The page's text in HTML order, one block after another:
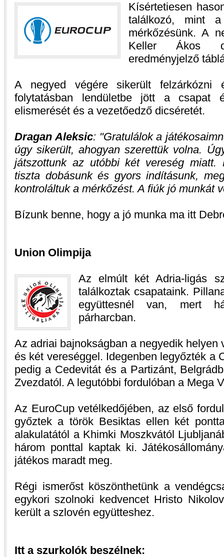
Kísértetiesen
találkozó, mint
mérkőzésünk. A
Keller Ákos
eredményjelző
A negyed végére sikerült
folytatásban lendületbe jött a csapat
elismerését és a vezetőedző dicséretét.
Dragan Aleksic: Gratulálok a
úgy sikerült, ahogyan szerettük volna.
játszottunk az utóbbi két vereség miatt.
tiszta dobásunk és gyors indításunk,
kontroláltuk a mérkőzést. A fiúk jó munkát
Bízunk benne, hogy a jó munka ma itt
Union Olimpija
Az elmúlt két Adria-ligás
találkoztak csapataink.
együttesnél van, mert
párharcban.
Az adriai bajnokságban a negyedik helyen
és két vereséggel. Idegenben legyőzték a
pedig a Cedevitát és a Partizánt,
Zvezdatól. A legutóbbi fordulóban a Mega
Az EuroCup vetélkedőjében, az első
győztek a török Besiktas ellen két
alakulatától a Khimki Moszkvától
három ponttal kaptak ki.
játékos maradt meg.
Régi ismerőst köszönthetünk a
egykori szolnoki kedvencet Hristo
került a szlovén együtteshez.
Itt a szurkolók beszélnek: